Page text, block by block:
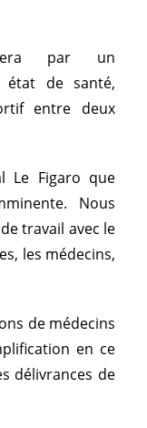
par un
état de santé,
entre deux
Le Figaro que
Nous
travail avec le
les médecins,
de médecins
en ce
délivrances de